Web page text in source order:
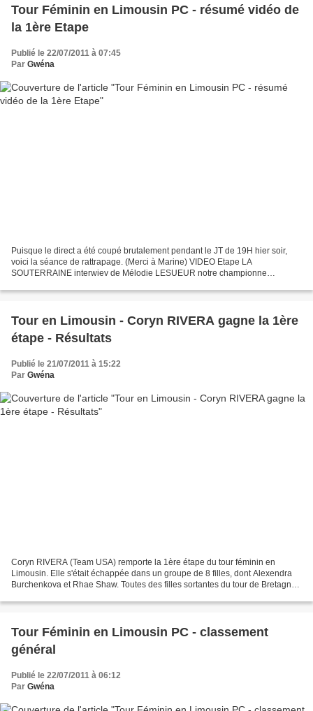
Tour Féminin en Limousin PC - résumé vidéo de
la 1ère Etape
Publié le 22/07/2011 à 07:45
Par Gwéna
Puisque le direct a été coupé brutalement pendant le JT de 19H hier soir,
voici la séance de rattrapage. (Merci à Marine) VIDEO Etape LA
SOUTERRAINE interwiev de Mélodie LESUEUR notre championne
Tour en Limousin - Coryn RIVERA gagne la 1ère
étape - Résultats
Publié le 21/07/2011 à 15:22
Par Gwéna
Coryn RIVERA (Team USA) remporte la 1ère étape du tour féminin en
Limousin. Elle s'était échappée dans un groupe de 8 filles, dont Alexendra
Burchenkova et Rhae Shaw. Toutes des filles sortantes du tour de Bretagne.
Tour Féminin en Limousin PC - classement
général
Publié le 22/07/2011 à 06:12
Par Gwéna